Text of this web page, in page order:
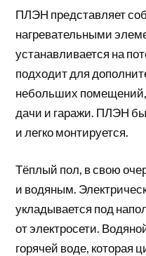
ПЛЭН представляет
нагревательными
устанавливается на
подходит для
небольших помещений,
дачи и гаражи. ПЛЭН
и легко монтируется.
Тёплый пол, в свою
и водяным.
укладывается под
от электросети.
горячей воде, которая